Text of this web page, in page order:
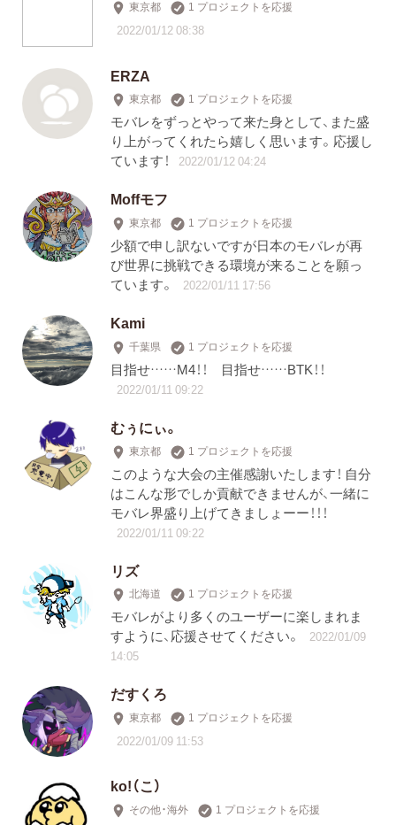
東京都 1 プロジェクトを応援
2022/01/12 08:38
ERZA
東京都 1 プロジェクトを応援
モバレをずっとやって来た身として、また盛
り上がってくれたら嬉しく思います。応援し
ています！
2022/01/12 04:24
Moffモフ
東京都 1 プロジェクトを応援
少額で申し訳ないですが日本のモバレが再
び世界に挑戦できる環境が来ることを願っ
ています。
2022/01/11 17:56
Kami
千葉県 1 プロジェクトを応援
目指せ……M4！！ 目指せ……BTK！！
2022/01/11 09:22
むぅにぃ。
東京都 1 プロジェクトを応援
このような大会の主催感謝いたします！ 自分
はこんな形でしか貢献できませんが、一緒に
モバレ界盛り上げてきましょーー！！！
2022/01/11 09:22
リズ
北海道 1 プロジェクトを応援
モバレがより多くのユーザーに楽しまれま
すように、応援させてください。
2022/01/09
14:05
だすくろ
東京都 1 プロジェクトを応援
2022/01/09 11:53
ko!（こ）
その他・海外 1 プロジェクトを応援